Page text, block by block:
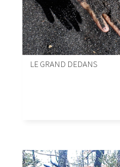
LE GRAND DEDANS